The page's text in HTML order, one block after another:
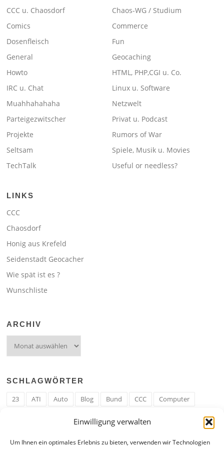
Einwilligung verwalten
Um Ihnen ein optimales Erlebnis zu bieten, verwenden wir Technologien
CCC u. Chaosdorf
Chaos-WG / Studium
Comics
Commerce
Dosenfleisch
Fun
General
Geocaching
Howto
HTML, PHP,CGI u. Co.
IRC u. Chat
Linux u. Software
Muahhahahaha
Netzwelt
Parteigezwitscher
Privat u. Podcast
Projekte
Rumors of War
Seltsam
Spiele, Musik u. Movies
TechTalk
Useful or needless?
LINKS
CCC
Chaosdorf
Honig aus Krefeld
Seidenstadt Geocacher
Wie spät ist es ?
Wunschliste
ARCHIV
SCHLAGWÖRTER
23 ATI Auto Blog Bund CCC
Computer
Erwerbsregeln